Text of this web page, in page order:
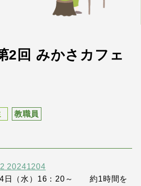
2回 みかさカフェ
教職員
20241204
4日（水）16：20～ 約1時間を